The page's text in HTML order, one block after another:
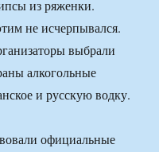
из ряженки.
не исчерпывался.
выбрали
алкогольные
и русскую водку.
официальные